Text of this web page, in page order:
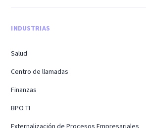
INDUSTRIAS
Salud
Centro de llamadas
Finanzas
BPO TI
Externalización de Procesos Empresariales